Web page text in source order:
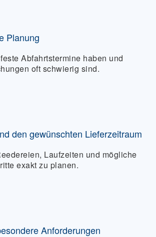
Planung
feste Abfahrtstermine haben und
oft schwierig sind.
den gewünschten Lieferzeitraum
Laufzeiten und mögliche
exakt zu planen.
Anforderungen